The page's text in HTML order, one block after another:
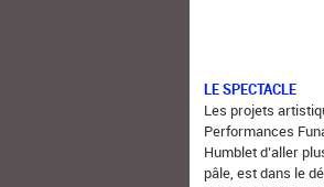
LE SPECTACLE
Les projets
Performances
Humblet d’aller
pâle, est dans le